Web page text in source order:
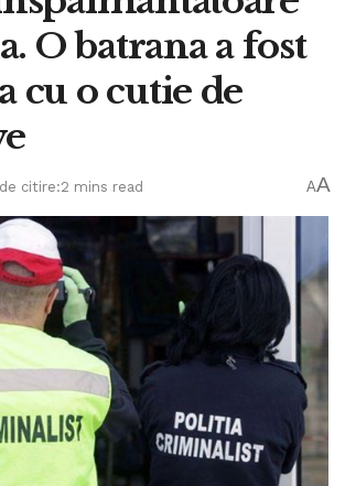
O batrana a fost
cu o cutie de
citire:2 mins read AA